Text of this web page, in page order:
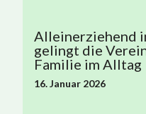
Alleinerziehend
gelingt die
Familie im Alltag
16. Januar 2026